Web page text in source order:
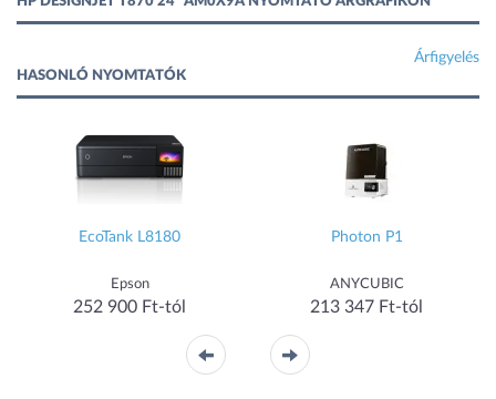
Árfigyelés
HASONLÓ NYOMTATÓK
EcoTank L8180
Epson
252 900 Ft-tól
Photon P1
ANYCUBIC
213 347 Ft-tól